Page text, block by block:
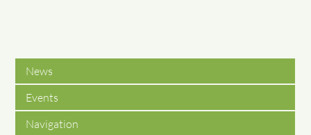
News
Events
Navigation